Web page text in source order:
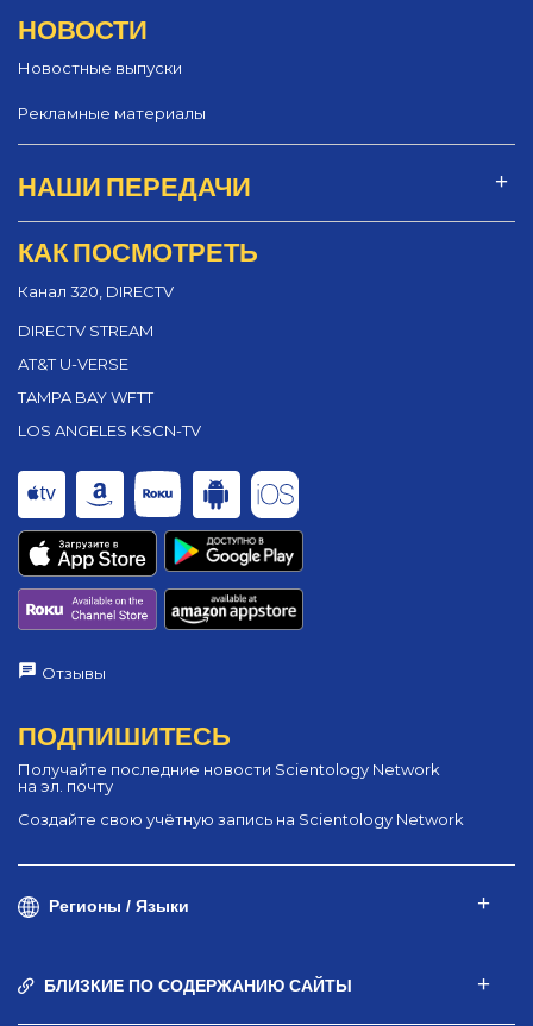
НОВОСТИ
Новостные выпуски
Рекламные материалы
НАШИ ПЕРЕДАЧИ
КАК ПОСМОТРЕТЬ
Канал 320, DIRECTV
DIRECTV STREAM
AT&T U-VERSE
TAMPA BAY WFTT
LOS ANGELES KSCN-TV
Отзывы
ПОДПИШИТЕСЬ
Получайте последние новости Scientology Network
на эл. почту
Создайте свою учётную запись на Scientology Network
Регионы / Языки
БЛИЗКИЕ ПО СОДЕРЖАНИЮ САЙТЫ